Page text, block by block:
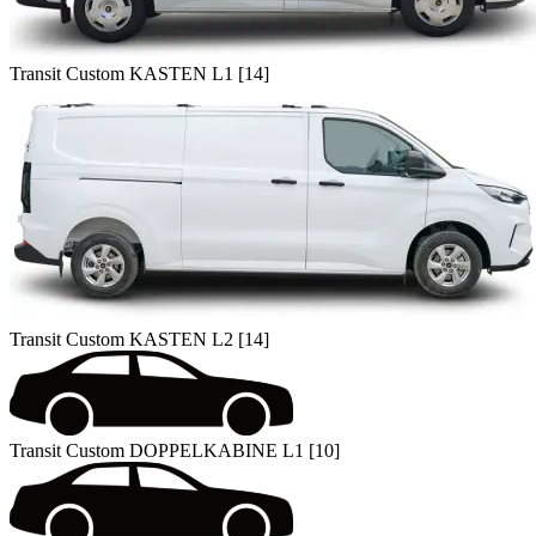
Transit Custom KASTEN L1 [14]
Transit Custom KASTEN L2 [14]
Transit Custom DOPPELKABINE L1 [10]